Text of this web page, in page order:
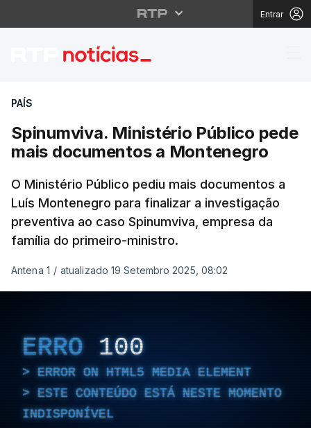
Entrar
Spinumviva.
PAÍS
Spinumviva. Ministério Público pede
mais documentos a Montenegro
O Ministério Público pediu mais documentos a
Luís Montenegro para finalizar a investigação
preventiva ao caso Spinumviva, empresa da
família do primeiro-ministro.
Antena 1 / atualizado 19 Setembro 2025, 08:02
ERRO 100
ERROR ON HTML5 MEDIA ELEMENT
ESTE CONTEÚDO ESTÁ NESTE MOMENTO
INDISPONÍVEL